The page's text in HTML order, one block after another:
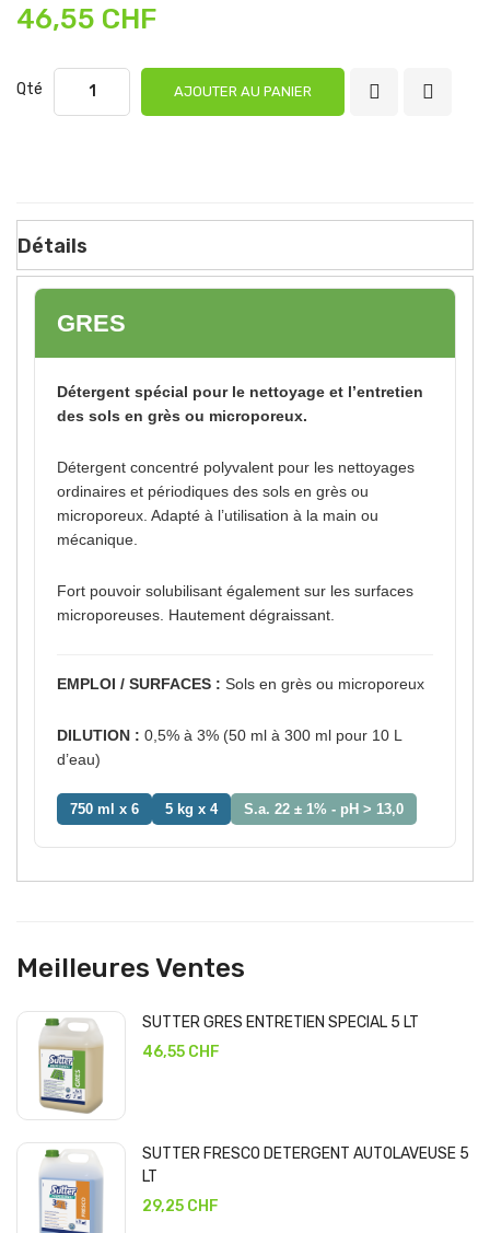
46,55 CHF
Qté AJOUTER AU PANIER
Détails
GRES
Détergent spécial pour le nettoyage et l’entretien
des sols en grès ou microporeux.
Détergent concentré polyvalent pour les nettoyages
ordinaires et périodiques des sols en grès ou
microporeux. Adapté à l’utilisation à la main ou
mécanique.
Fort pouvoir solubilisant également sur les surfaces
microporeuses. Hautement dégraissant.
EMPLOI / SURFACES : Sols en grès ou microporeux
DILUTION : 0,5% à 3% (50 ml à 300 ml pour 10 L
d’eau)
750 ml x 6 5 kg x 4 S.a. 22 ± 1% - pH > 13,0
Meilleures Ventes
SUTTER GRES ENTRETIEN SPECIAL 5 LT
46,55 CHF
SUTTER FRESCO DETERGENT AUTOLAVEUSE 5
LT
29,25 CHF